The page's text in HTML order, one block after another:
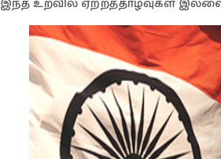
இந்த உறவில் ஏற்றத்தாழ்வுகள்